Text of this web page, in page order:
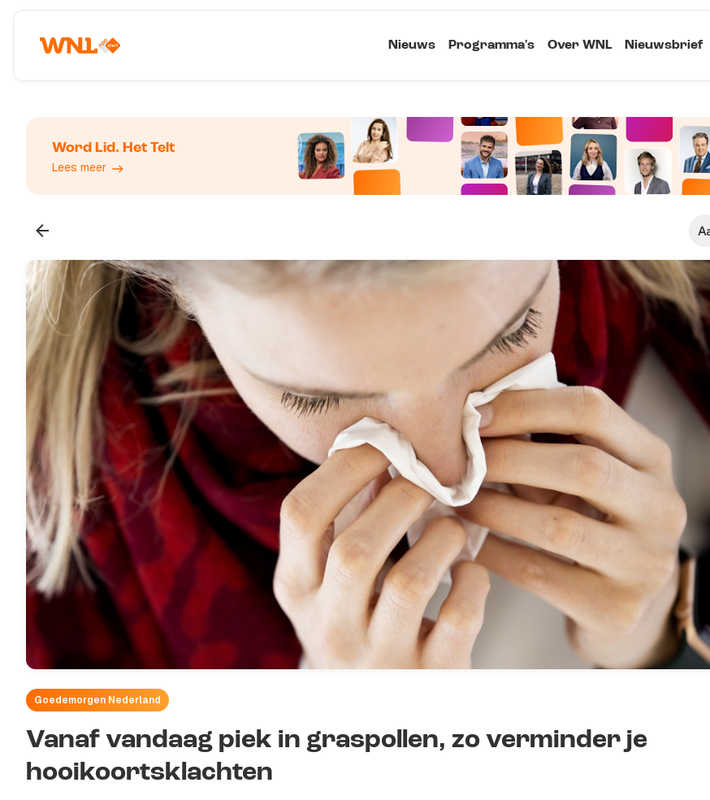
Nieuws Programma's Over WNL Nieuwsbrief
Word Lid. Het Telt
Lees meer
Klein
Standaard
Kopieer link
Goedemorgen Nederland
Vanaf vandaag piek in graspollen, zo verminder je
hooikoortsklachten